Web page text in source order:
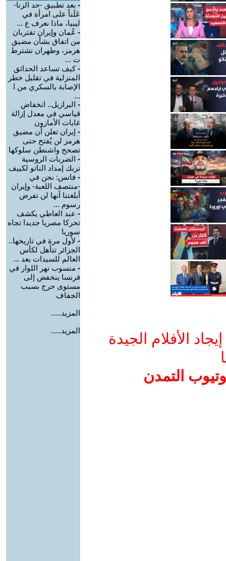
الأفلام الجيدة
التمدن
- بعد تطبيق -حد الزنا-
عَلَناً على امرأة في
ليبيا، ماذا نعرف ع ...
- عُمان وإيران تقتربان
من اتفاق بشأن مضيق
هرمز، وطهران تشترط
ت ...
-كيف تساعد الحدائق
المنزلية في تقليل خطر
الإصابة بالسكري من ا
...
- البرازيل.. انخفاض
قياسي في معدل إزالة
غابات الأمازون
- إيران تعلن أن مضيق
هرمز لن يٌفتح حتى
تصحح واشنطن سلوكها
- الضربات الروسية
تربك إمداد الناتو لكييف
- فانس: نحن في
-منتصف اللعبة- وإيران
أبلغتنا أنها لن تفرض
رسوم ...
- عبد العاطي يكشف
تحركا مصريا جديدا تجاه
سوريا
- لأول مرة في تاريخها..
الجزائر تتأهل لكأس
العالم للسيدات بعد ...
- منسوب نهر اللوار في
فرنسا ينخفض إلى
مستوى حرج بسبب
الجفاف
المزيد.....
المزيد.....